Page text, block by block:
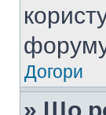
Догори